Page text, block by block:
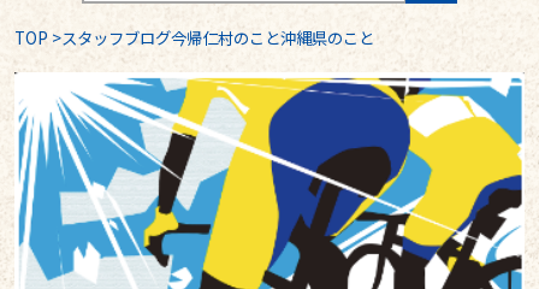
TOP >スタッフブログ今帰仁村のこと沖縄県のこと